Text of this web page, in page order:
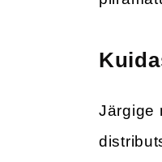
Järgige